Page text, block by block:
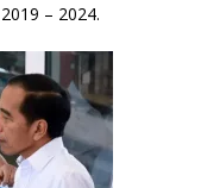
– 2024.